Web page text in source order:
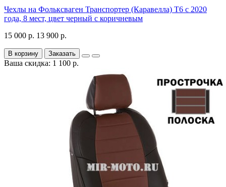
Чехлы на Фольксваген Транспортер (Каравелла) Т6 с 2020
года, 8 мест, цвет черный с коричневым
15 000 р. 13 900 р.
В корзину Заказать
Ваша скидка: 1 100 р.